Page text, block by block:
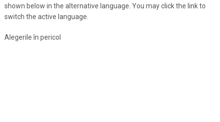
shown below in the alternative language. You may click the link to
switch the active language.
Alegerile în pericol